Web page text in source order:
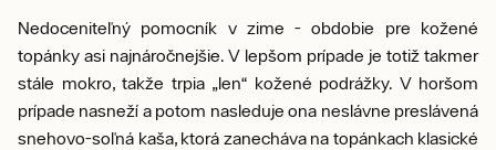
Nedoceniteľný pomocník v zime - obdobie pre kožené
topánky asi najnáročnejšie. V lepšom prípade je totiž takmer
stále mokro, takže trpia „len“ kožené podrážky. V horšom
prípade nasneží a potom nasleduje ona neslávne preslávená
snehovo-soľná kaša, ktorá zanecháva na topánkach klasické